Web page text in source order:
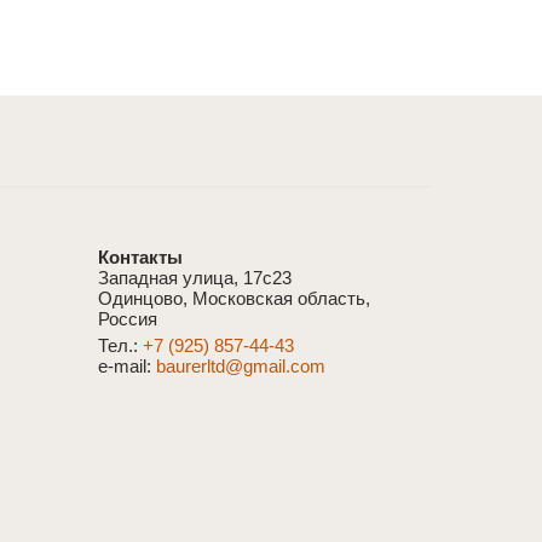
Контакты
Западная улица, 17с23
Одинцово, Московская область,
Россия
Тел.: +7 (925) 857-44-43
e-mail: baurerltd@gmail.com